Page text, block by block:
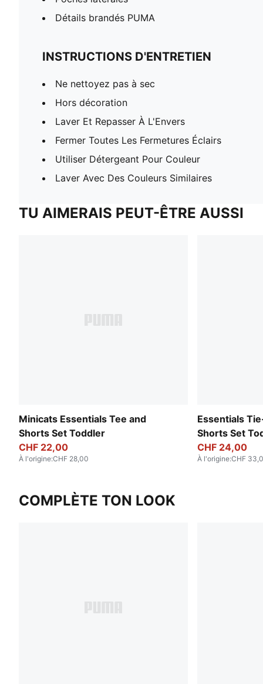
Détails brandés PUMA
INSTRUCTIONS D'ENTRETIEN
Ne nettoyez pas à sec
Hors décoration
Laver Et Repasser À L'Envers
Fermer Toutes Les Fermetures Éclairs
Utiliser Détergeant Pour Couleur
Laver Avec Des Couleurs Similaires
TU AIMERAIS PEUT-ÊTRE AUSSI
Minicats Essentials Tee and
Shorts Set Toddler
CHF 22,00
À l'origine:CHF 28,00
Essentials
Shorts Set
CHF 24,00
À l'origine:CHF
COMPLÈTE TON LOOK